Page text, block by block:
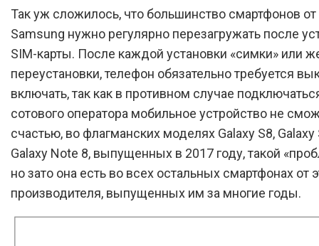
Так уж сложилось, что большинство смартфонов
Samsung нужно регулярно перезагружать после
SIM-карты. После каждой установки «симки» или
переустановки, телефон обязательно требуется
включать, так как в противном случае
сотового оператора мобильное устройство не
счастью, во флагманских моделях Galaxy S8, Galaxy
Galaxy Note 8, выпущенных в 2017 году, такой
но зато она есть во всех остальных смартфонах от
производителя, выпущенных им за многие годы.